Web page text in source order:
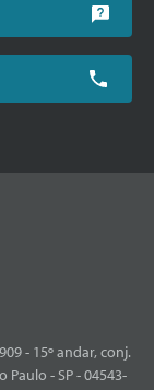
- 15º andar, conj.
Paulo - SP - 04543-